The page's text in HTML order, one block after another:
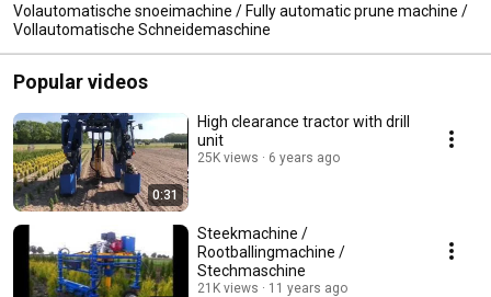
Volautomatische snoeimachine / Fully automatic prune machine /
Vollautomatische Schneidemaschine
Popular videos
0:31
High clearance tractor with drill
unit
25K views 6 years ago
Steekmachine /
Rootballingmachine /
Stechmaschine
21K views 11 years ago